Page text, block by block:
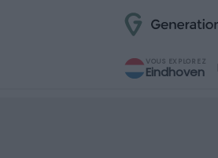
VOUS EXPLOREZ
Eindhoven